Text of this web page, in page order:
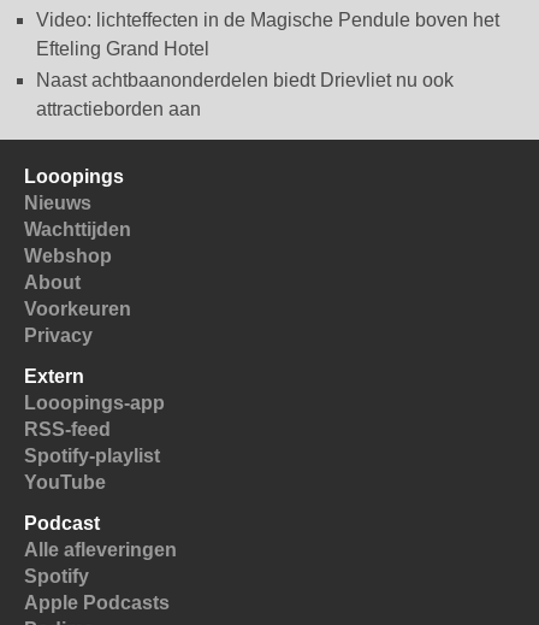
Video: lichteffecten in de Magische Pendule boven het
Efteling Grand Hotel
Naast achtbaanonderdelen biedt Drievliet nu ook
attractieborden aan
Looopings
Nieuws
Wachttijden
Webshop
About
Voorkeuren
Privacy
Extern
Looopings-app
RSS-feed
Spotify-playlist
YouTube
Podcast
Alle afleveringen
Spotify
Apple Podcasts